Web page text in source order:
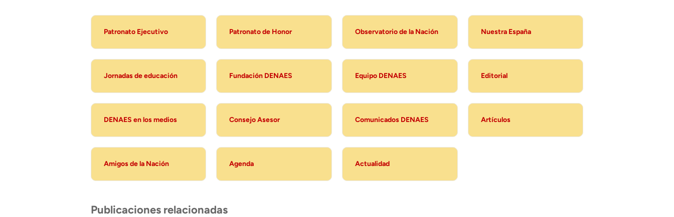
Patronato Ejecutivo Patronato de Honor Observatorio de la Nación Nuestra España
Jornadas de educación Fundación DENAES Equipo DENAES Editorial
DENAES en los medios Consejo Asesor Comunicados DENAES Artículos
Amigos de la Nación Agenda Actualidad
Publicaciones relacionadas